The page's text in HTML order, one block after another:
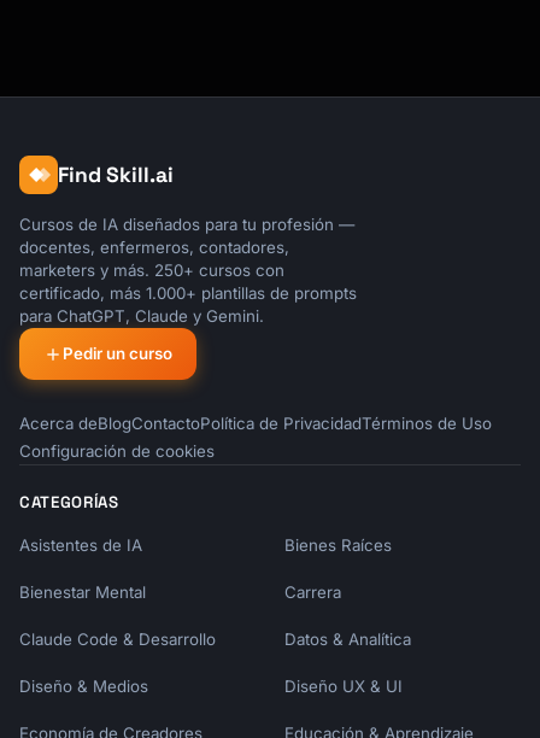
Find Skill.ai
Cursos de IA diseñados para tu profesión —
docentes, enfermeros, contadores,
marketers y más. 250+ cursos con
certificado, más 1.000+ plantillas de prompts
para ChatGPT, Claude y Gemini.
Pedir un curso
Acerca deBlogContactoPolítica de PrivacidadTérminos de Uso
Configuración de cookies
CATEGORÍAS
Asistentes de IA Bienes Raíces
Bienestar Mental Carrera
Claude Code & Desarrollo Datos & Analítica
Diseño & Medios Diseño UX & UI
Economía de Creadores Educación & Aprendizaje